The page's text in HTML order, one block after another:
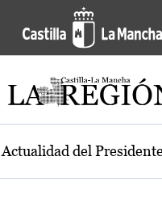
la región de
Actualidad del